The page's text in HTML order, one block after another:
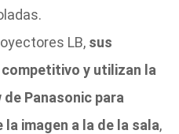
LB, sus
y utilizan la
Panasonic para
imagen a la de la sala,